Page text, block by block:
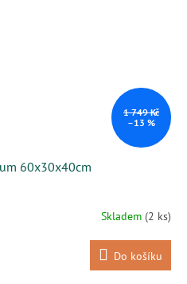
1 749 Kč
–13 %
60x30x40cm
Skladem (2 ks)
Do košíku